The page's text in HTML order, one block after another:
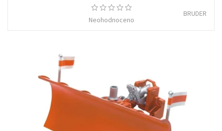
Neohodnoceno
BRUDER